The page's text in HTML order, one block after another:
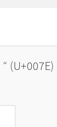
“ (U+007E)